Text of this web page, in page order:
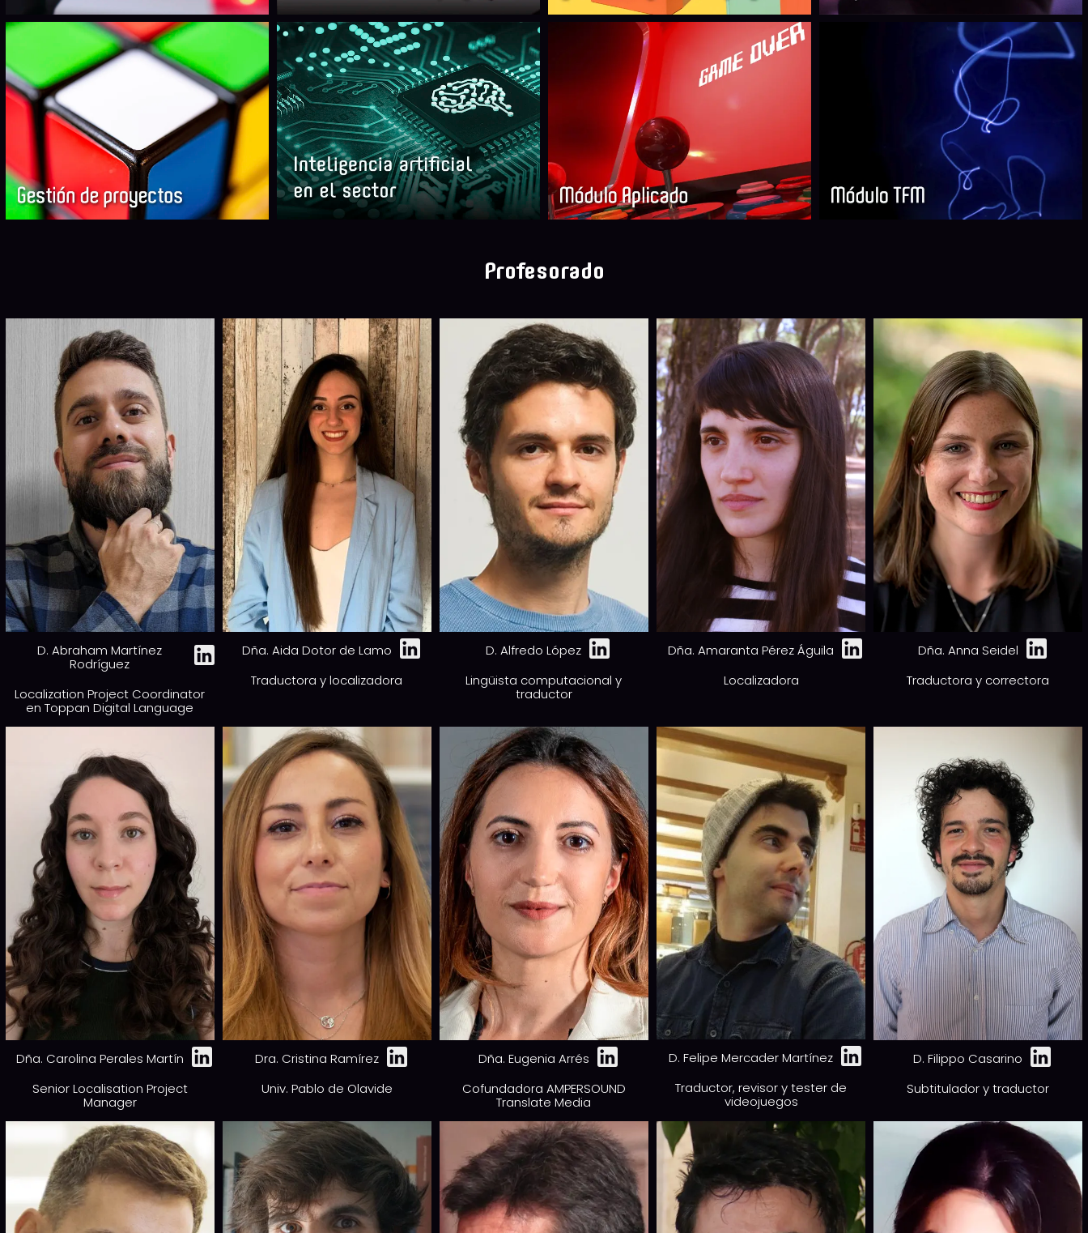
Profesorado
D. Abraham Martínez
Rodríguez
Localization Project Coordinator
en Toppan Digital Language
Dña. Aida Dotor de Lamo
Traductora y localizadora
D. Alfredo López
Lingüista computacional y
traductor
Dña. Amaranta Pérez Águila
Localizadora
Dña. Anna Seidel
Traductora y correctora
Dña. Carolina Perales Martín
Senior Localisation Project
Manager
Dra. Cristina Ramírez
Univ. Pablo de Olavide
Dña. Eugenia Arrés
Cofundadora AMPERSOUND
Translate Media
D. Felipe Mercader Martínez
Traductor, revisor y tester de
videojuegos
D. Filippo Casarino
Subtitulador y traductor